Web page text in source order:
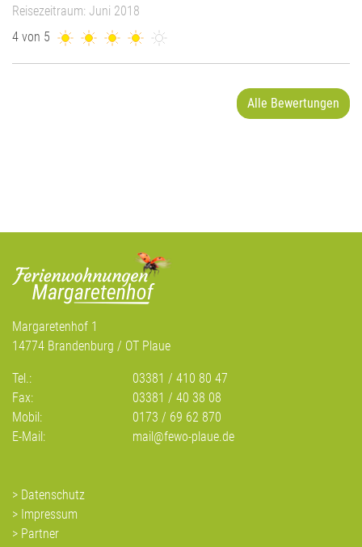
Reisezeitraum: Juni 2018
4 von 5
Alle Bewertungen
Margaretenhof 1
14774 Brandenburg / OT Plaue
Tel.:
Fax:
Mobil:
E-Mail:
03381 / 410 80 47
03381 / 40 38 08
0173 / 69 62 870
mail@fewo-plaue.de
Datenschutz
Impressum
Partner